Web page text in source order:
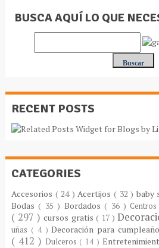
BUSCA AQUÍ LO QUE
RECENT POSTS
CATEGORIES
Accesorios ( 24 )Acertijos ( 32 ) baby
Bodas( 35 ) Bordados( 36 )
( 297 )cursos gratis ( 17 )
uñas ( 4 )Decoración para
( 412 ) Dulceros ( 14 )